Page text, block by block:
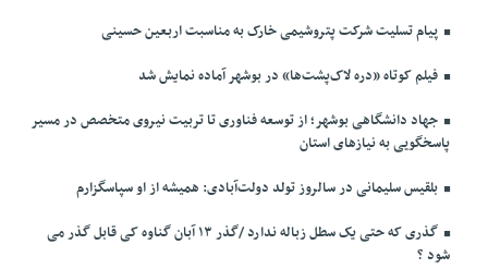
پیام تسلیت شرکت پتروشیمی خارک به مناسبت اربعین حسینی
فیلم کوتاه «دره لاک‌پشت‌ها» در بوشهر آماده نمایش شد
جهاد دانشگاهی بوشهر؛ از توسعه فناوری تا تربیت نیروی متخصص در مسیر
پاسخگویی به نیازهای استان
بلقیس سلیمانی در سالروز تولد دولت‌آبادی: همیشه از او سپاسگزارم
گذری که حتی یک سطل زباله ندارد /گذر ۱۳ آبان گناوه کی قابل گذر می
شود ؟